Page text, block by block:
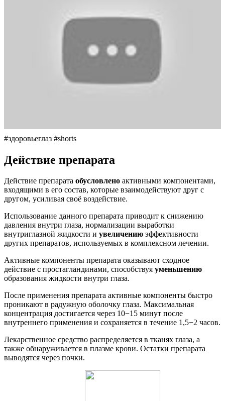
#здоровьеглаз #shorts
Действие препарата
Действие препарата обусловлено активными компонентами,
входящими в его состав, которые взаимодействуют друг с
другом, усиливая своё воздействие.
Использование данного препарата приводит к снижению
давления внутри глаза, нормализации выработки
внутриглазной жидкости и увеличению эффективности
других препаратов, используемых в комплексном лечении.
Активные компоненты препарата оказывают сходное
действие с простагландинами, способствуя уменьшению
образования жидкости внутри глаза.
После применения препарата активные компоненты быстро
проникают в радужную оболочку глаза. Максимальная
концентрация достигается через 10−15 минут после
внутреннего применения и сохраняется в течение 1,5−2 часов.
Лекарственное средство распределяется в тканях глаза, а
также обнаруживается в плазме крови. Остатки препарата
выводятся через почки.